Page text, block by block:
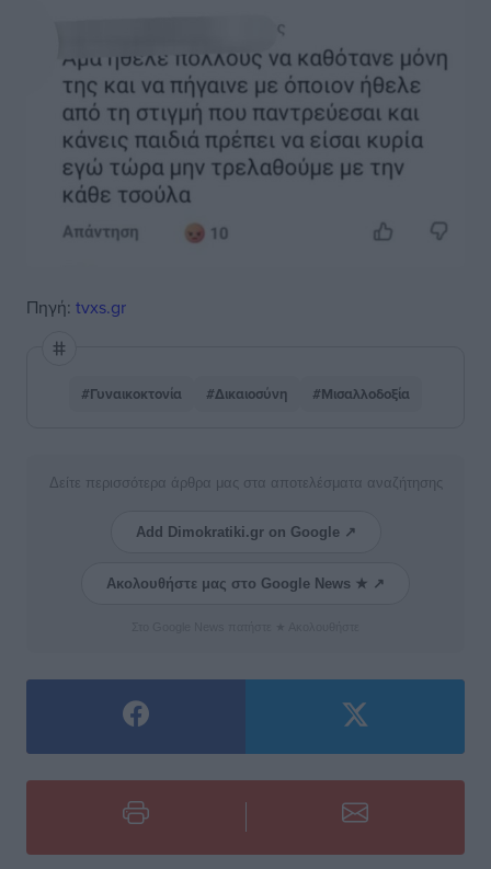
Πηγή: tvxs.gr
#Γυναικοκτονία #Δικαιοσύνη #Μισαλλοδοξία
Δείτε περισσότερα άρθρα μας στα αποτελέσματα αναζήτησης
Add Dimokratiki.gr on Google ↗
Ακολουθήστε μας στο Google News ★ ↗